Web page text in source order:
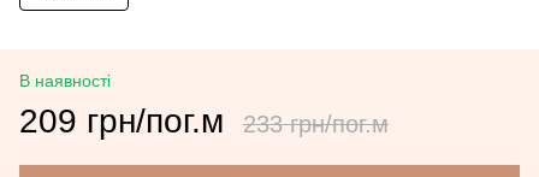
В наявності
209 грн/пог.м 233 грн/пог.м